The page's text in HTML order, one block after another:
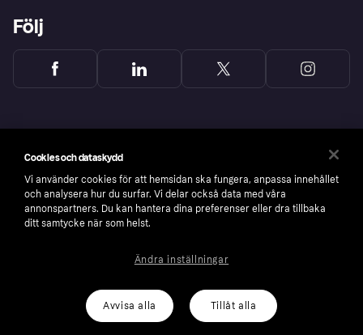
Följ
number: 556737-0431
Cookies Klarna.com
Cookies och dataskydd
Vi använder cookies för att hemsidan ska fungera, anpassa innehållet
och analysera hur du surfar. Vi delar också data med våra
annonspartners. Du kan hantera dina preferenser eller dra tillbaka
ditt samtycke när som helst.
Avvisa alla Tillåt alla
Ändra inställningar